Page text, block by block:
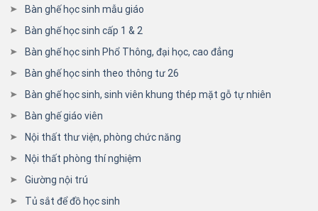
Bàn ghế học sinh mẫu giáo
Bàn ghế học sinh cấp 1 & 2
Bàn ghế học sinh Phổ Thông, đại học, cao đẳng
Bàn ghế học sinh theo thông tư 26
Bàn ghế học sinh, sinh viên khung thép mặt gỗ tự nhiên
Bàn ghế giáo viên
Nội thất thư viện, phòng chức năng
Nội thất phòng thí nghiệm
Giường nội trú
Tủ sắt để đồ học sinh